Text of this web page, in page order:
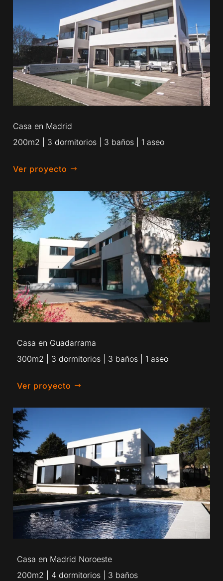
Casa en Madrid
200m2 | 3 dormitorios | 3 baños | 1 aseo
Ver proyecto
Casa en Guadarrama
300m2 | 3 dormitorios | 3 baños | 1 aseo
Ver proyecto
Casa en Madrid Noroeste
200m2 | 4 dormitorios | 3 baños